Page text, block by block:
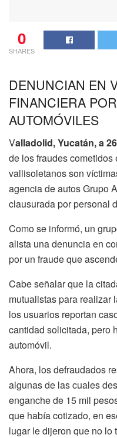
0
SHARES
DENUNCIAN EN
FINANCIERA
AUTOMÓVILES
Valladolid, Yucatán, a
de los fraudes
vallisoletanos son
agencia de autos Grupo
clausurada por personal
Como se informó, un
alista una denuncia en
por un fraude que
Cabe señalar que la
mutualistas para realizar
los usuarios reportan
cantidad solicitada, pero
automóvil.
Ahora, los defraudados
algunas de las cuales
enganche de 15 mil
que había cotizado, en
lugar le dijeron que no lo